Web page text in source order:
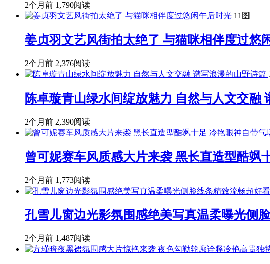
2个月前 1,790阅读
11图
姜贞羽文艺风街拍太绝了 与猫咪相伴度过悠
2个月前 2,376阅读
陈卓璇青山绿水间绽放魅力 自然与人文交融
2个月前 2,390阅读
曾可妮赛车风质感大片来袭 黑长直造型酷飒
2个月前 1,773阅读
孔雪儿窗边光影氛围感绝美写真温柔曝光侧
2个月前 1,487阅读